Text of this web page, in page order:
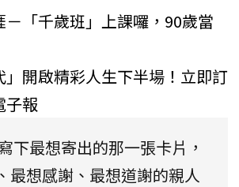
－「千歲班」上課囉，90歲當
」開啟精彩人生下半場！立即訂
子報
下最想寄出的那一張卡片，
最想感謝、最想道謝的親人